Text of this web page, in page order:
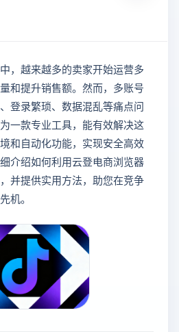
，越来越多的卖家开始运营多
和提升销售额。然而，多账号
登录繁琐、数据混乱等痛点问
一款专业工具，能有效解决这
和自动化功能，实现安全高效
介绍如何利用云登电商浏览器
并提供实用方法，助您在竞争
机。